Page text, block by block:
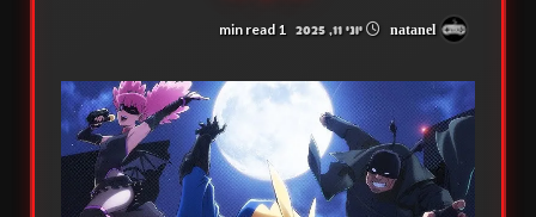
יוני 11, 2025 1 min read